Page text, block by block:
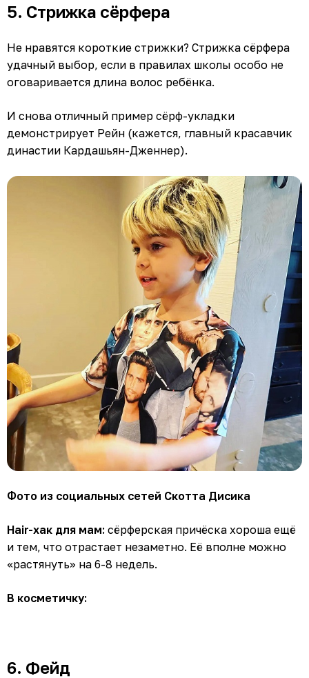
5. Стрижка сёрфера
Не нравятся короткие стрижки? Стрижка сёрфера
удачный выбор, если в правилах школы особо не
оговаривается длина волос ребёнка.
И снова отличный пример сёрф-укладки
демонстрирует Рейн (кажется, главный красавчик
династии Кардашьян-Дженнер).
Фото из социальных сетей Скотта Дисика
Hair-хак для мам: сёрферская причёска хороша ещё
и тем, что отрастает незаметно. Её вполне можно
«растянуть» на 6-8 недель.
В косметичку:
6. Фейд